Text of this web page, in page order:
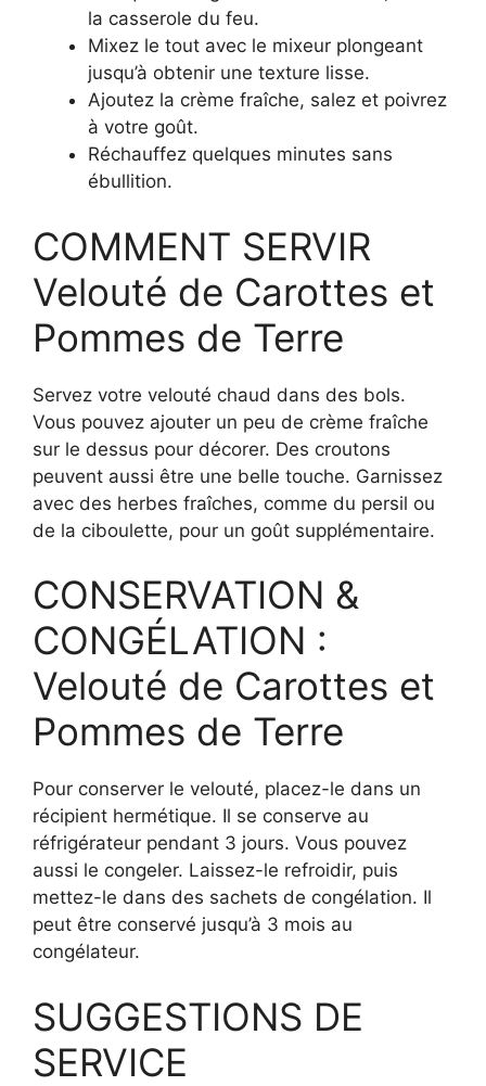
la casserole du feu.
Mixez le tout avec le mixeur plongeant
jusqu’à obtenir une texture lisse.
Ajoutez la crème fraîche, salez et poivrez
à votre goût.
Réchauffez quelques minutes sans
ébullition.
COMMENT SERVIR
Velouté de Carottes et
Pommes de Terre
Servez votre velouté chaud dans des bols.
Vous pouvez ajouter un peu de crème fraîche
sur le dessus pour décorer. Des croutons
peuvent aussi être une belle touche. Garnissez
avec des herbes fraîches, comme du persil ou
de la ciboulette, pour un goût supplémentaire.
CONSERVATION &
CONGÉLATION :
Velouté de Carottes et
Pommes de Terre
Pour conserver le velouté, placez-le dans un
récipient hermétique. Il se conserve au
réfrigérateur pendant 3 jours. Vous pouvez
aussi le congeler. Laissez-le refroidir, puis
mettez-le dans des sachets de congélation. Il
peut être conservé jusqu’à 3 mois au
congélateur.
SUGGESTIONS DE
SERVICE